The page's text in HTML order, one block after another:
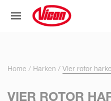
Home Harken Vier rotor
VIER ROTOR
Cookies beheer paneel